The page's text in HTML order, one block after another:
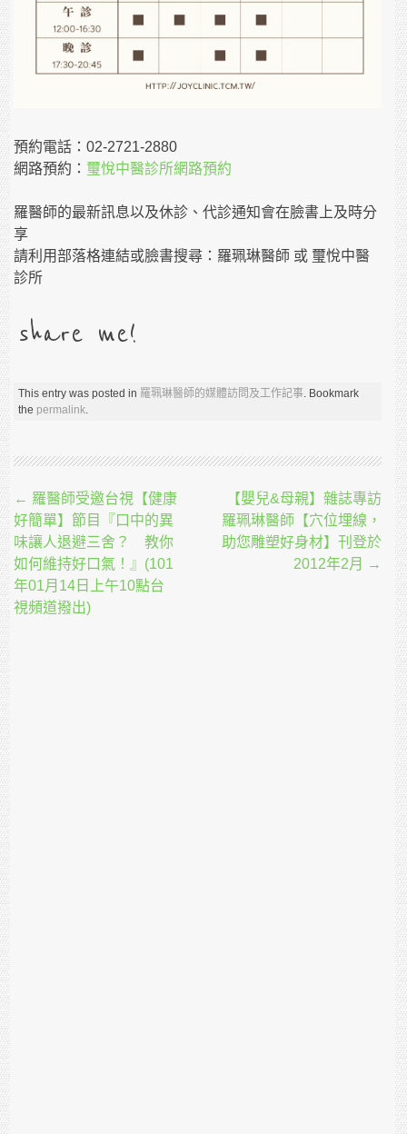
預約電話：02-2721-2880
網路預約： 璽悅中醫診所網路預約
羅醫師的最新訊息以及休診、代診通知會在臉書上及時分
享
請利用部落格連結或臉書搜尋：羅珮琳醫師 或 璽悅中醫
診所
share me!
This entry was posted in 羅珮琳醫師的媒體訪問及工作記事. Bookmark
the permalink.
Post navigation
← 羅醫師受邀台視【健康
好簡單】節目『口中的異
味讓人退避三舍？ 教你
如何維持好口氣！』(101
年01月14日上午10點台
視頻道撥出)
【嬰兒&母親】雜誌專訪
羅珮琳醫師【穴位埋線，
助您雕塑好身材】刊登於
2012年2月
→